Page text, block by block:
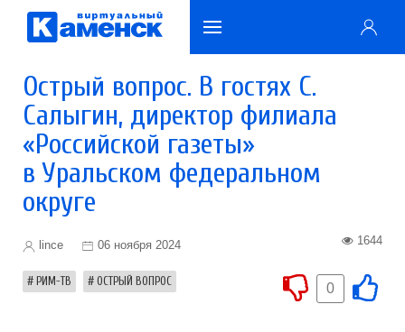
Острый вопрос. В гостях С.
Салыгин, директор филиала
«Российской газеты»
в Уральском федеральном
округе
lince 06 ноября 2024 1644
РИМ-ТВ ОСТРЫЙ ВОПРОС 0